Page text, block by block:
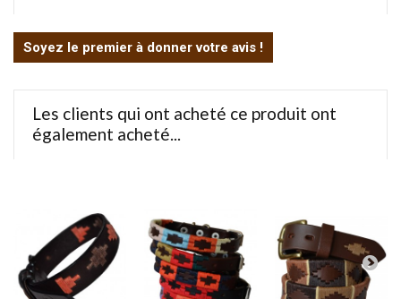
Soyez le premier à donner votre avis !
Les clients qui ont acheté ce produit ont
également acheté...